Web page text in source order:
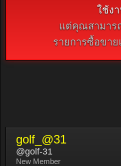
ใช้ง
แต่คุณสามาร
รายการซื้อขา
golf_@31
@golf-31
New Member